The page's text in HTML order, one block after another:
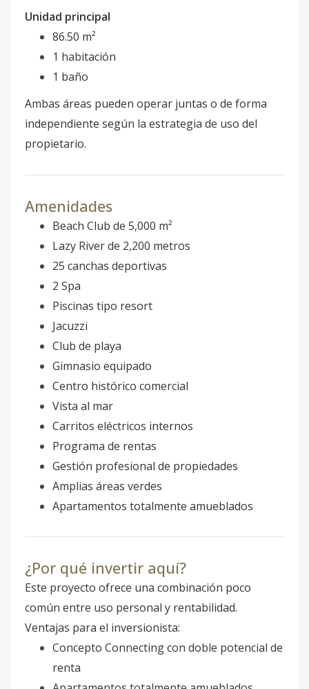
Unidad principal
86.50 m²
1 habitación
1 baño
Ambas áreas pueden operar juntas o de forma
independiente según la estrategia de uso del
propietario.
Amenidades
Beach Club de 5,000 m²
Lazy River de 2,200 metros
25 canchas deportivas
2 Spa
Piscinas tipo resort
Jacuzzi
Club de playa
Gimnasio equipado
Centro histórico comercial
Vista al mar
Carritos eléctricos internos
Programa de rentas
Gestión profesional de propiedades
Amplias áreas verdes
Apartamentos totalmente amueblados
¿Por qué invertir aquí?
Este proyecto ofrece una combinación poco
común entre uso personal y rentabilidad.
Ventajas para el inversionista:
Concepto Connecting con doble potencial de
renta